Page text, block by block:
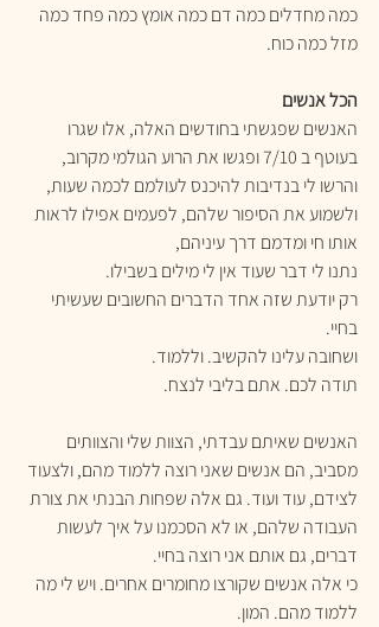
כמה מחדלים כמה דם כמה אומץ כמה פחד כמה
מזל כמה כוח.
הכל אנשים
האנשים שפגשתי בחודשים האלה, אלו שגרו
בעוטף ב 7/10 ופגשו את הרוע הגולמי מקרוב,
והרשו לי בנדיבות להיכנס לעולמם לכמה שעות,
ולשמוע את הסיפור שלהם, לפעמים אפילו לראות
אותו חי ומדמם דרך עיניהם,
נתנו לי דבר שעוד אין לי מילים בשבילו.
רק יודעת שזה אחד הדברים החשובים שעשיתי
בחיי.
ושחובה עלינו להקשיב. וללמוד.
תודה לכם. אתם בליבי לנצח.
האנשים שאיתם עבדתי, הצוות שלי והצוותים
מסביב, הם אנשים שאני רוצה ללמוד מהם, ולצעוד
לצידם, עוד ועוד. גם אלה שפחות הבנתי את צורת
העבודה שלהם, או לא הסכמנו על איך לעשות
דברים, גם אותם אני רוצה בחיי.
כי אלה אנשים שקורצו מחומרים אחרים. ויש לי מה
ללמוד מהם. המון.